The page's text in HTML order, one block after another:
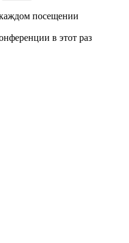
посещении
в этот раз